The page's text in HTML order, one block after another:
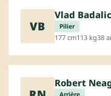
VB
Vlad
Pilier
177 cm113 kg38
Robert
Arrière